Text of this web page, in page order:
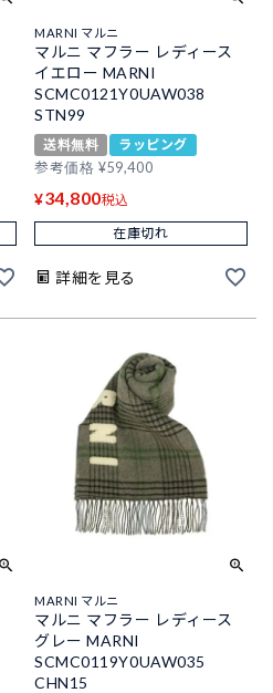
MARNI マルニ
マルニ マフラー レディース
イエロー MARNI
SCMC0121Y0UAW038
STN99
送料無料
ラッピング
参考価格 ¥59,400
¥34,800税込
在庫切れ
詳細を見る
MARNI マルニ
マルニ マフラー レディース
グレー MARNI
SCMC0119Y0UAW035
CHN15